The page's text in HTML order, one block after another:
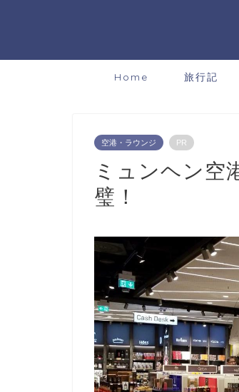
Home 旅行記
空港・ラウンジ PR
ミュンヘン空
璧！